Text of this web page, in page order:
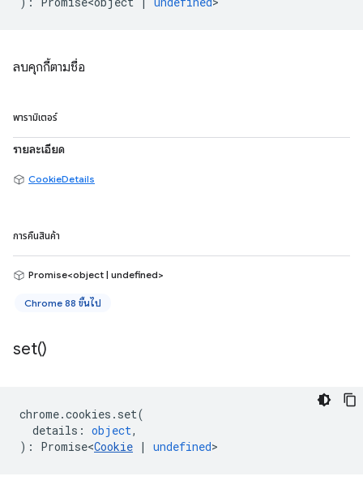
ลบคุกกี้ตามชื่อ
พารามิเตอร์
รายละเอียด
CookieDetails
การคืนสินค้า
Promise<object | undefined>
Chrome 88 ขึ้นไป
set()
chrome.cookies . set(
details : object,
) : Promise<Cookie | undefined>